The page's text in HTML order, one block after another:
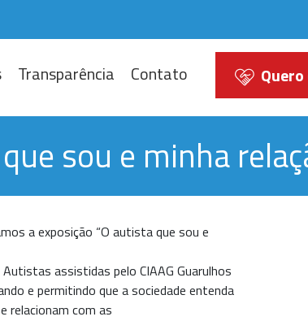
Transparência Contato
sou e minha
a exposição “O autista que sou e
assistidas pelo CIAAG Guarulhos
e permitindo que a sociedade entenda
relacionam com as